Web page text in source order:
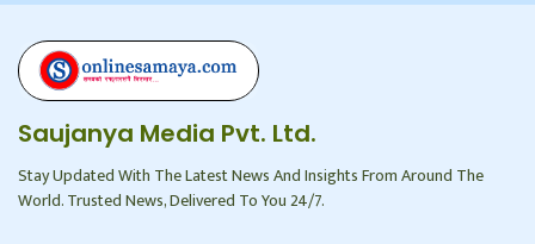
Saujanya Media Pvt. Ltd.
Stay Updated With The Latest News And Insights From Around The
World. Trusted News, Delivered To You 24/7.